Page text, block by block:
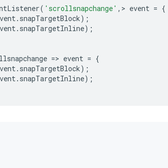
( 'scrollsnapchange' , > event = {
. snapTargetBlock);
. snapTargetInline);
=> event = {
. snapTargetBlock);
. snapTargetInline);